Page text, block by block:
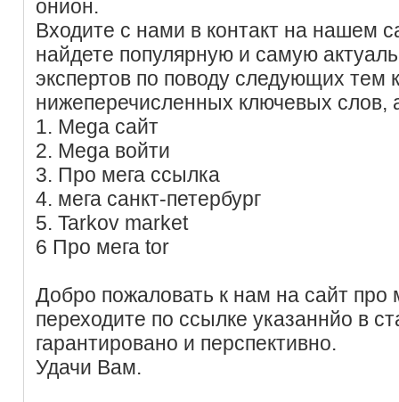
онион.
Входите с нами в контакт на нашем
найдете популярную и самую
экспертов по поводу следующих тем
нижеперечисленных ключевых слов,
1. Mega сайт
2. Mega войти
3. Про мега ссылка
4. мега санкт-петербург
5. Tarkov market
6 Про мега tor
Добро пожаловать к нам на сайт про
переходите по ссылке указаннйо в
гарантировано и перспективно.
Удачи Вам.